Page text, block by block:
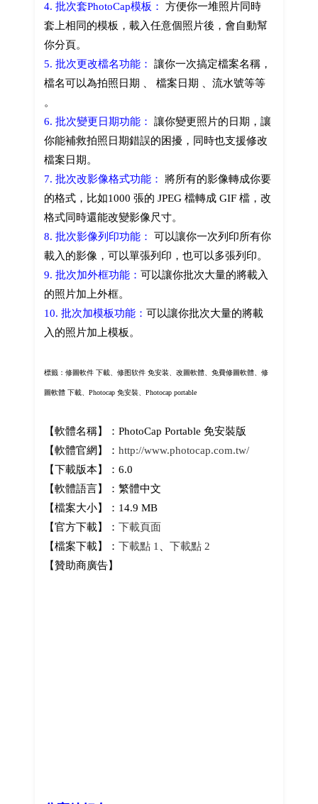
4. 批次套PhotoCap模板：
方便你一堆照片同時
套上相同的模板，載入任意個照片後，會自動幫
你分頁。
5. 批次更改檔名功能：
讓你一次搞定檔案名稱，
檔名可以為拍照日期 、 檔案日期 、流水號等等
。
6. 批次變更日期功能：
讓你變更照片的日期，讓
你能補救拍照日期錯誤的困擾，同時也支援修改
檔案日期。
7. 批次改影像格式功能：
將所有的影像轉成你要
的格式，比如1000 張的 JPEG 檔轉成 GIF 檔，改
格式同時還能改變影像尺寸。
8. 批次影像列印功能： 可以讓你一次列印所有你
載入的影像，可以單張列印，也可以多張列印。
9. 批次加外框功能： 可以讓你批次大量的將載入
的照片加上外框。
10. 批次加模板功能： 可以讓你批次大量的將載
入的照片加上模板。
標籤：修圖軟件 下載、修图软件 免安装、改圖軟體、免費修圖軟體、修
圖軟體 下載、Photocap 免安裝、Photocap portable
【軟體名稱】：PhotoCap Portable 免安裝版
【軟體官網】： http://www.photocap.com.tw/
【下載版本】：6.0
【軟體語言】：繁體中文
【檔案大小】：14.9 MB
【官方下載】： 下載頁面
【檔案下載】： 下載點 1、 下載點 2
【贊助商廣告】